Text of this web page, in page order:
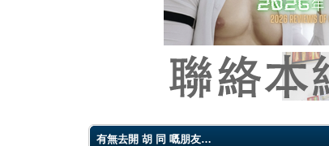
有無去開 胡 同 嘅朋友…